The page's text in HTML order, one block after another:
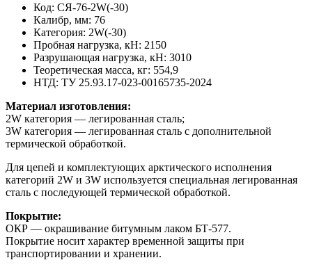
Код: СЯ-76-2W(-30)
Калибр, мм: 76
Категория: 2W(-30)
Пробная нагрузка, кН: 2150
Разрушающая нагрузка, кН: 3010
Теоретическая масса, кг: 554,9
НТД: ТУ 25.93.17-023-00165735-2024
Материал изготовления:
2W категория — легированная сталь;
3W категория — легированная сталь с дополнительной
термической обработкой.
Для цепей и комплектующих арктического исполнения
категорий 2W и 3W используется специальная легированная
сталь с последующей термической обработкой.
Покрытие:
ОКР — окрашивание битумным лаком БТ-577.
Покрытие носит характер временной защиты при
транспортировании и хранении.